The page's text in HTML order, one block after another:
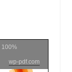
100%
wp-pdf.com